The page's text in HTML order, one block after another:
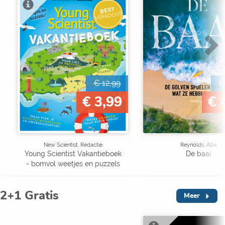
BEST
VERKOCHT
€ 12,99
€ 3,99
New Scientist, Redactie
Young Scientist Vakantieboek
- bomvol weetjes en puzzels
€
€
Reynolds, Allie
De baai
2+1 Gratis Meer